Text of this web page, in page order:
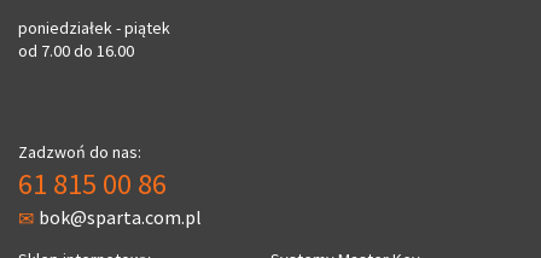
poniedziałek - piątek
od 7.00 do 16.00
Zadzwoń do nas:
61 815 00 86
bok@sparta.com.pl